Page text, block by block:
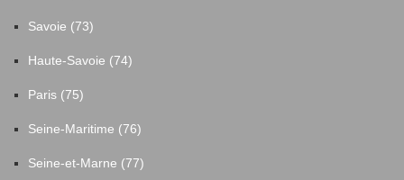
Savoie (73)
Haute-Savoie (74)
Paris (75)
Seine-Maritime (76)
Seine-et-Marne (77)